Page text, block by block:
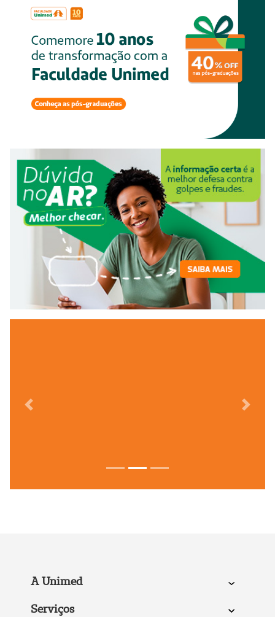
Previous Next
A Unimed
Serviços